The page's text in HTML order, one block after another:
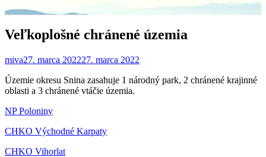
Veľkoplošné chránené územia
miva27. marca 202227. marca 2022
Územie okresu Snina zasahuje 1 národný park, 2 chránené krajinné
oblasti a 3 chránené vtáčie územia.
NP Poloniny
CHKO Východné Karpaty
CHKO Vihorlat